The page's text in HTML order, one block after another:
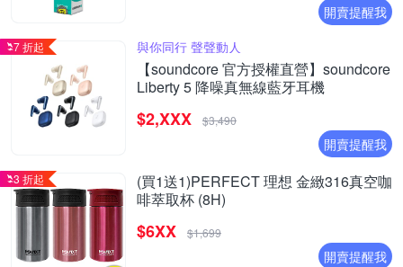
開賣提醒我
7 折起 與你同行 聲聲動人
【soundcore 官方授權直營】soundcore
Liberty 5 降噪真無線藍牙耳機
$2,XXX $3,490
開賣提醒我
3 折起
(買1送1)PERFECT 理想 金緻316真空咖
啡萃取杯 (8H)
$6XX $1,699
開賣提醒我